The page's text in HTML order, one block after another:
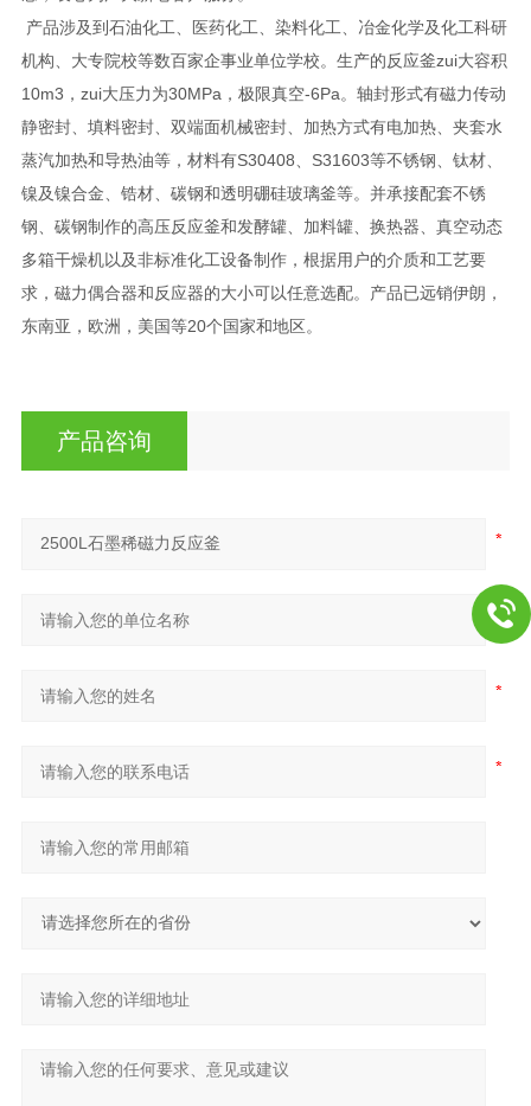
产品涉及到石油化工、医药化工、染料化工、冶金化学及化工科研
机构、大专院校等数百家企事业单位学校。生产的反应釜zui大容积
10m3，zui大压力为30MPa，极限真空-6Pa。轴封形式有磁力传动
静密封、填料密封、双端面机械密封、加热方式有电加热、夹套水
蒸汽加热和导热油等，材料有S30408、S31603等不锈钢、钛材、
镍及镍合金、锆材、碳钢和透明硼硅玻璃釜等。并承接配套不锈
钢、碳钢制作的高压反应釜和发酵罐、加料罐、换热器、真空动态
多箱干燥机以及非标准化工设备制作，根据用户的介质和工艺要
求，磁力偶合器和反应器的大小可以任意选配。产品已远销伊朗，
东南亚，欧洲，美国等20个国家和地区。
产品咨询